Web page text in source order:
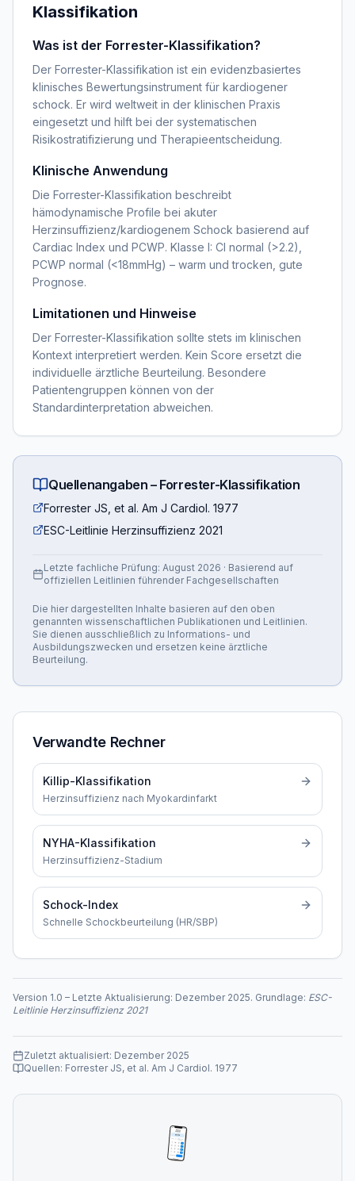
Klassifikation
Was ist der Forrester-Klassifikation?
Der Forrester-Klassifikation ist ein evidenzbasiertes
klinisches Bewertungsinstrument für kardiogener
schock. Er wird weltweit in der klinischen Praxis
eingesetzt und hilft bei der systematischen
Risikostratifizierung und Therapieentscheidung.
Klinische Anwendung
Die Forrester-Klassifikation beschreibt
hämodynamische Profile bei akuter
Herzinsuffizienz/kardiogenem Schock basierend auf
Cardiac Index und PCWP. Klasse I: CI normal (>2.2),
PCWP normal (<18mmHg) – warm und trocken, gute
Prognose.
Limitationen und Hinweise
Der Forrester-Klassifikation sollte stets im klinischen
Kontext interpretiert werden. Kein Score ersetzt die
individuelle ärztliche Beurteilung. Besondere
Patientengruppen können von der
Standardinterpretation abweichen.
Quellenangaben – Forrester-Klassifikation
Forrester JS, et al. Am J Cardiol. 1977
ESC-Leitlinie Herzinsuffizienz 2021
Letzte fachliche Prüfung: August 2026 · Basierend auf
offiziellen Leitlinien führender Fachgesellschaften
Die hier dargestellten Inhalte basieren auf den oben
genannten wissenschaftlichen Publikationen und Leitlinien.
Sie dienen ausschließlich zu Informations- und
Ausbildungszwecken und ersetzen keine ärztliche
Beurteilung.
Verwandte Rechner
Killip-Klassifikation
Herzinsuffizienz nach Myokardinfarkt
NYHA-Klassifikation
Herzinsuffizienz-Stadium
Schock-Index
Schnelle Schockbeurteilung (HR/SBP)
Version 1.0 – Letzte Aktualisierung: Dezember 2025. Grundlage: ESC-
Leitlinie Herzinsuffizienz 2021
Zuletzt aktualisiert: Dezember 2025
Quellen: Forrester JS, et al. Am J Cardiol. 1977